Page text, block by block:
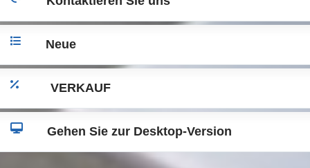
Neue
VERKAUF
Gehen Sie zur Desktop-Version